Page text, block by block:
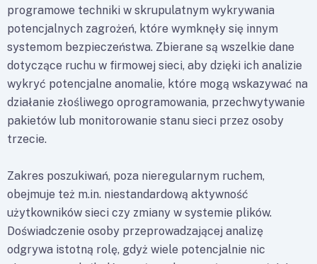
programowe techniki w skrupulatnym wykrywania
potencjalnych zagrożeń, które wymknęły się innym
systemom bezpieczeństwa. Zbierane są wszelkie dane
dotyczące ruchu w firmowej sieci, aby dzięki ich analizie
wykryć potencjalne anomalie, które mogą wskazywać na
działanie złośliwego oprogramowania, przechwytywanie
pakietów lub monitorowanie stanu sieci przez osoby
trzecie.
Zakres poszukiwań, poza nieregularnym ruchem,
obejmuje też m.in. niestandardową aktywność
użytkowników sieci czy zmiany w systemie plików.
Doświadczenie osoby przeprowadzającej analizę
odgrywa istotną rolę, gdyż wiele potencjalnie nic